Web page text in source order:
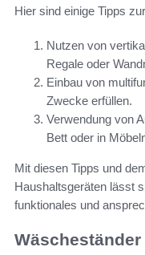
Hier sind einige Tipps
Nutzen von
Regale oder
Einbau von
Zwecke erfüllen.
Verwendung von
Bett oder in
Mit diesen Tipps und
Haushaltsgeräten lässt
funktionales und